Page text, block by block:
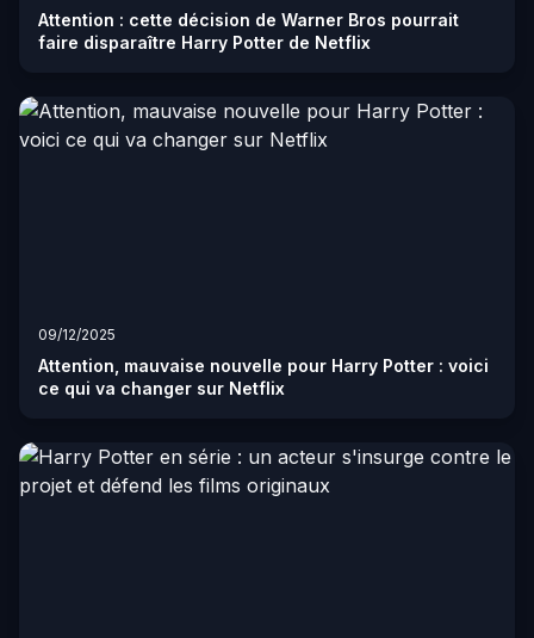
Attention : cette décision de Warner Bros pourrait
faire disparaître Harry Potter de Netflix
09/12/2025
Attention, mauvaise nouvelle pour Harry Potter : voici
ce qui va changer sur Netflix